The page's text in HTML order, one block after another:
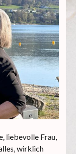
liebevolle Frau,
wirklich